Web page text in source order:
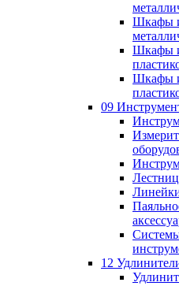
Шкафы
Шкафы
Шкафы
09
12